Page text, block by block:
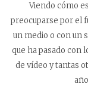
Viendo cómo
preocuparse por el
un medio o con un
que ha pasado con
de vídeo y tantas